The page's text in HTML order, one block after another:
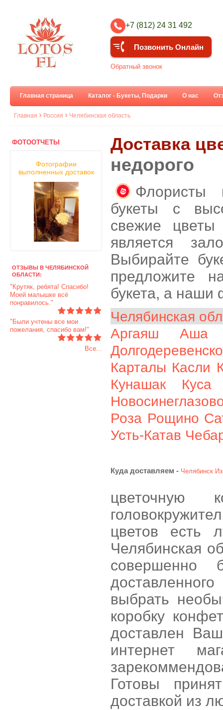
+7 (812) 24 31 492
Позвонить Онлайн
Обратный звонок
Главная страница Каталог - Букеты, Подарки О нас
Главная Россия Челябинская область
ФОТООТЧЕТЫ
Фотографии
выполненных доставок
ОТЗЫВЫ В ЧЕЛЯБИНСКОЙ
ОБЛАСТИ:
"Крутяк, ребята! Спасибо!
Моей малышке всё
понравилось."
"Были учтены все мои
пожелания, спасибо вам!"
Все...
Доставка
недорого
Флористы
букеты с
свежие цветы
является
Выбирайте
предложите
букета, а наши
Челябинская
Аргаяш
Аша
Карталы Касли
Кунашак
Куса
Роза Рощино
Усть-Катав
Куда доставляем - Челябинск
цветочную
цветов есть
Челябинская
совершенно
выбрать
коробку
доставлен
интернет
Готовы
доставкой из